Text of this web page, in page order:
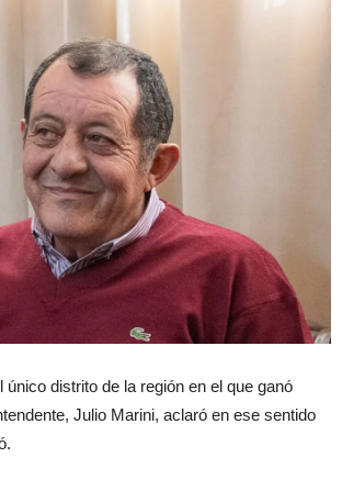
único distrito de la región en el que ganó
Julio Marini, aclaró en ese sentido